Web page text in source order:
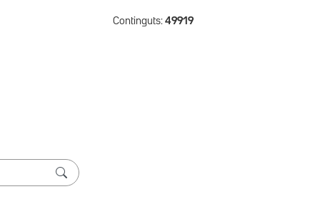
Continguts: 49919